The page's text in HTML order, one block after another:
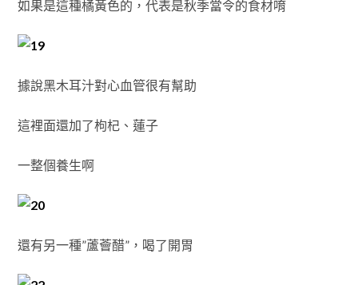
如果是這種橘黃色的，代表是秋季當令的食材唷
據說黑木耳汁對心血管很有幫助
這裡面還加了枸杞、蓮子
一整個養生啊
還有另一種”蘆薈醋”，喝了開胃